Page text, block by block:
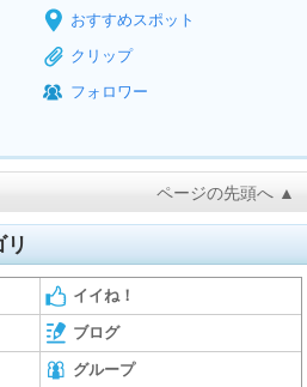
おすすめスポット
クリップ
フォロワー
ページの先頭へ ▲
リ
イイね！
ブログ
グループ